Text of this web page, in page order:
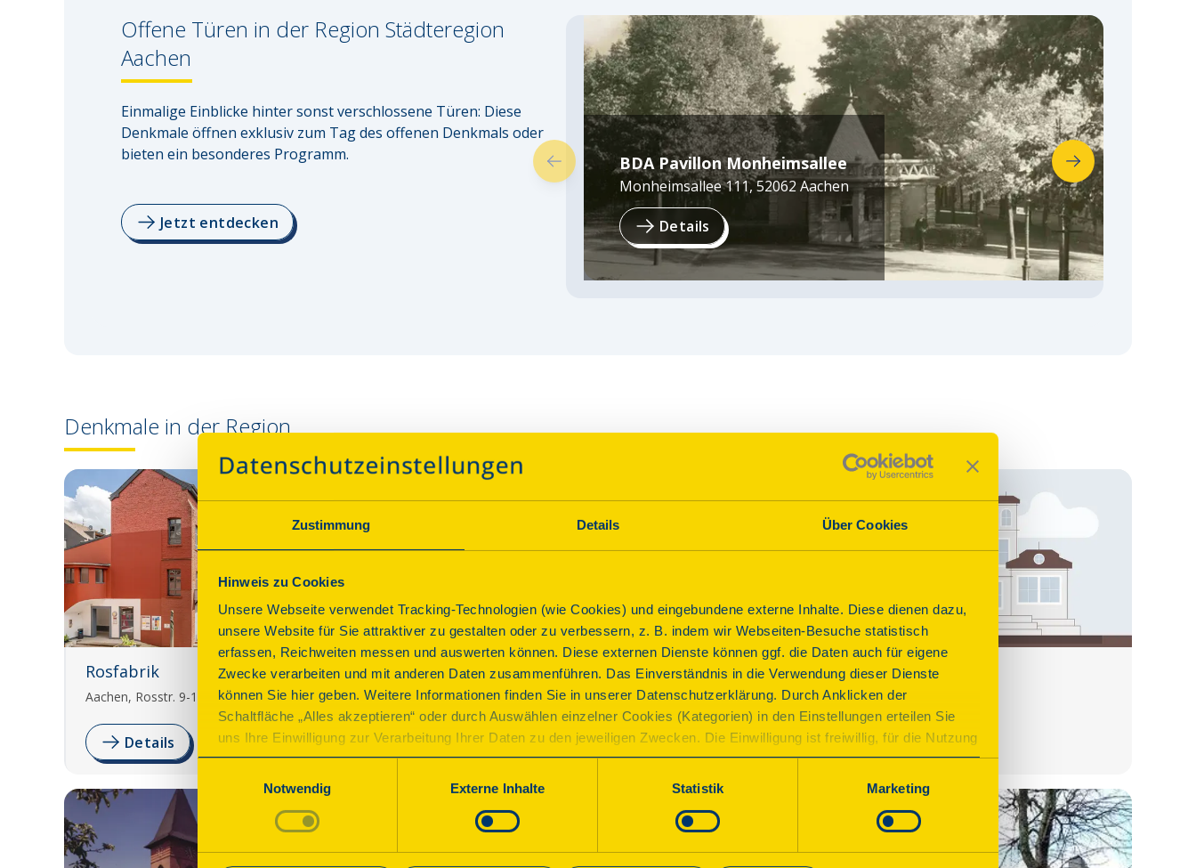
Zustimmung Details Über Cookies
Hinweis zu Cookies
Unsere Webseite verwendet Tracking-Technologien (wie Cookies) und eingebundene externe Inhalte. Diese dienen dazu,
unsere Website für Sie attraktiver zu gestalten oder zu verbessern, z. B. indem wir Webseiten-Besuche statistisch
erfassen, Reichweiten messen und auswerten können. Diese externen Dienste können ggf. die Daten auch für eigene
Zwecke verarbeiten und mit anderen Daten zusammenführen. Das Einverständnis in die Verwendung dieser Dienste
können Sie hier geben. Weitere Informationen finden Sie in unserer Datenschutzerklärung. Durch Anklicken der
Schaltfläche „Alles akzeptieren“ oder durch Auswählen einzelner Cookies (Kategorien) in den Einstellungen erteilen Sie
uns Ihre Einwilligung zur Verarbeitung Ihrer Daten zu den jeweiligen Zwecken. Die Einwilligung ist freiwillig, für die Nutzung
des Onlineangebots nicht erforderlich und kann jederzeit aktualisiert oder widerrufen werden. Wenn Sie das Consent Tool
mit „Speichern“ bestätigen, werden nur essenzielle Cookies auf der Webseite gesetzt, die technisch notwendig und für den
Notwendig
Externe Inhalte Statistik Marketing
Offene Türen in der Region Städteregion
Aachen
Einmalige Einblicke hinter sonst verschlossene Türen: Diese
Denkmale öffnen exklusiv zum Tag des offenen Denkmals oder
bieten ein besonderes Programm.
Jetzt entdecken
BDA Pavillon Monheimsallee
Monheimsallee 111,52062Aachen
Details
Denkmale in der Region
Rosfabrik
Aachen, Rosstr. 9-13
Details
Märkerhaus
Aachen, Nizzaallee 4
Details
Wasserburg
Alsdorf, Burgstr. 17
Details